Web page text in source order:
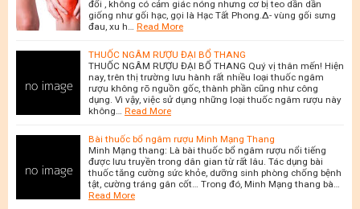
đổi , không có cảm giác nóng nhưng cơ bị teo dần dần
giống như gối hạc, gọi là Hạc Tất Phong.∆- vùng gối sưng
đau, xu h… Read More
THUỐC NGÂM RƯỢU ĐẠI BỔ THANG
THUỐC NGÂM RƯỢU ĐẠI BỔ THANG Quý vị thân mến! Hiện
nay, trên thị trường lưu hành rất nhiều loại thuốc ngâm
rượu không rõ nguồn gốc, thành phần cũng như công
dụng. Vì vậy, việc sử dụng những loại thuốc ngâm rượu này
không… Read More
Bài thuốc bổ ngâm rượu Minh Mạng Thang
Minh Mạng thang: Là bài thuốc bổ ngâm rượu nổi tiếng
được lưu truyền trong dân gian từ rất lâu. Tác dụng bài
thuốc tăng cường sức khỏe, dưỡng sinh phòng chống bệnh
tật, cường tráng gân cốt… Trong đó, Minh Mạng thang bà…
Read More